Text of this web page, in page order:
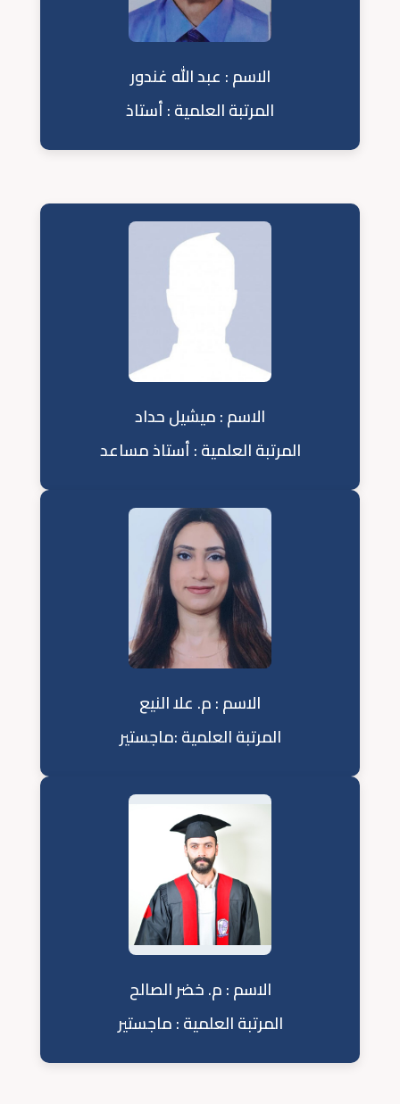
الاسم : عبد الله غندور
المرتبة العلمية : أستاذ
الاسم : ميشيل حداد
المرتبة العلمية : أستاذ مساعد
الاسم : م. علا النيع
المرتبة العلمية :ماجستير
الاسم : م. خضر الصالح
المرتبة العلمية : ماجستير